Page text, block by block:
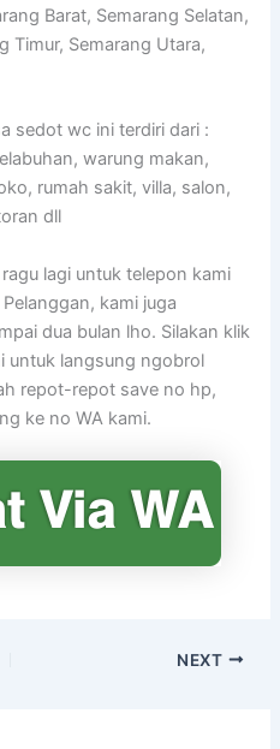
Barat, Semarang Selatan,
Timur, Semarang Utara,
sedot wc ini terdiri dari :
warung makan,
rumah sakit, villa, salon,
dll
lagi untuk telepon kami
kami juga
dua bulan lho. Silakan klik
untuk langsung ngobrol
repot-repot save no hp,
ke no WA kami.
NEXT